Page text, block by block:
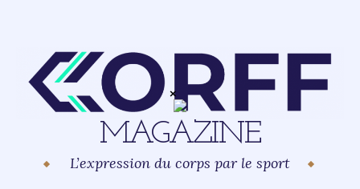
MAGAZINE
L’expression du corps par le sport